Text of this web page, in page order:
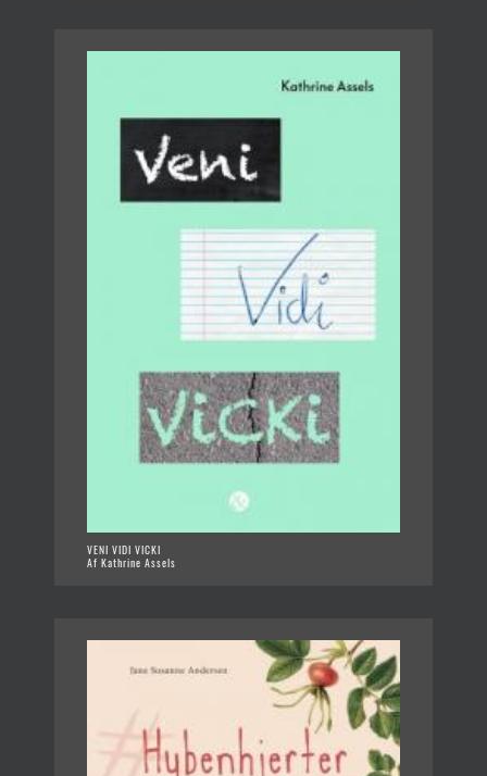
VENI VIDI VICKI
Af Kathrine Assels